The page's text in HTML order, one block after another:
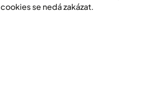
cookies se nedá zakázat.